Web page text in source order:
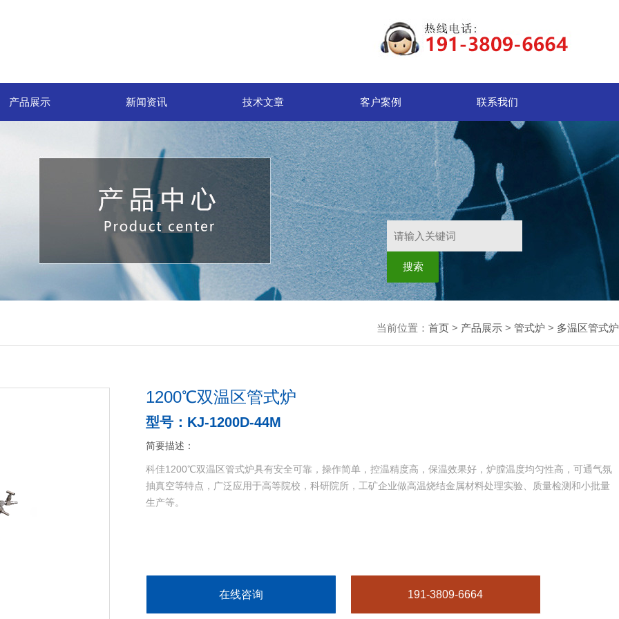
产品展示 新闻资讯 技术文章 客户案例 联系我们
当前位置： 首页 > 产品展示 > 管式炉 > 多温区管式炉
1200℃双温区管式炉
型号：KJ-1200D-44M
简要描述：
科佳1200℃双温区管式炉具有安全可靠，操作简单，控温精度高，保温效果好，炉膛温度均匀性高，可通气氛
抽真空等特点，广泛应用于高等院校，科研院所，工矿企业做高温烧结金属材料处理实验、质量检测和小批量
生产等。
在线咨询 191-3809-6664